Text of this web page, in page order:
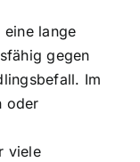
lange
gegen
Im
oder
viele